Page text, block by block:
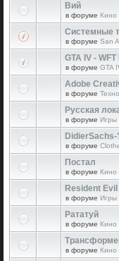
Вий
в форуме Кино
Системные
в форуме San
GTA IV -
в форуме GTA
Adobe
в форуме
Русская
в форуме Игры
DidierSachs-
в форуме
Постал
в форуме Кино
Resident Evil
в форуме Игры
Рататуй
в форуме Кино
в форуме Кино